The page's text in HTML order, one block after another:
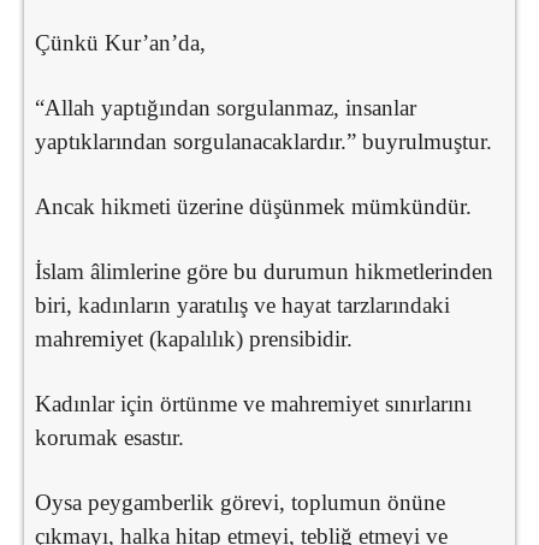
Çünkü Kur’an’da,
“Allah yaptığından sorgulanmaz, insanlar
yaptıklarından sorgulanacaklardır.” buyrulmuştur.
Ancak hikmeti üzerine düşünmek mümkündür.
İslam âlimlerine göre bu durumun hikmetlerinden
biri, kadınların yaratılış ve hayat tarzlarındaki
mahremiyet (kapalılık) prensibidir.
Kadınlar için örtünme ve mahremiyet sınırlarını
korumak esastır.
Oysa peygamberlik görevi, toplumun önüne
çıkmayı, halka hitap etmeyi, tebliğ etmeyi ve